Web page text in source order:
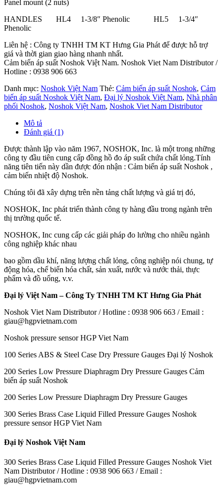
Panel mount (2 nuts)
HANDLES HL4 1-3/8″ Phenolic HL5 1-3/4″
Phenolic
Liên hệ : Công ty TNHH TM KT Hưng Gia Phát để được hỗ trợ
giá và thời gian giao hàng nhanh nhất.
Cảm biến áp suất Noshok Việt Nam. Noshok Viet Nam Distributor /
Hotline : 0938 906 663
Danh mục: Noshok Việt Nam Thẻ: Cảm biến áp suất Noshok, Cảm
biến áp suất Noshok Việt Nam, Đại lý Noshok Việt Nam, Nhà phân
phối Noshok, Noshok Việt Nam, Noshok Viet Nam Distributor
Mô tả
Đánh giá (1)
Được thành lập vào năm 1967, NOSHOK, Inc. là một trong những
công ty đầu tiên cung cấp đồng hồ đo áp suất chứa chất lỏng.Tính
năng tiên tiến này dần được đón nhận : Cảm biến áp suất Noshok ,
cảm biến nhiệt độ Noshok.
Chúng tôi đã xây dựng trên nền tảng chất lượng và giá trị đó,
NOSHOK, Inc phát triển thành công ty hàng đầu trong ngành trên
thị trường quốc tế.
NOSHOK, Inc cung cấp các giải pháp đo lường cho nhiều ngành
công nghiệp khác nhau
bao gồm dầu khí, năng lượng chất lỏng, công nghiệp nói chung, tự
động hóa, chế biến hóa chất, sản xuất, nước và nước thải, thực
phẩm và đồ uống, v.v.
Đại lý Việt Nam – Công Ty TNHH TM KT Hưng Gia Phát
Noshok Viet Nam Distributor / Hotline : 0938 906 663 / Email :
giau@hgpvietnam.com
Noshok pressure sensor HGP Viet Nam
100 Series ABS & Steel Case Dry Pressure Gauges Đại lý Noshok
200 Series Low Pressure Diaphragm Dry Pressure Gauges Cảm
biến áp suất Noshok
200 Series Low Pressure Diaphragm Dry Pressure Gauges
300 Series Brass Case Liquid Filled Pressure Gauges Noshok
pressure sensor HGP Viet Nam
Đại lý Noshok Việt Nam
300 Series Brass Case Liquid Filled Pressure Gauges Noshok Viet
Nam Distributor / Hotline : 0938 906 663 / Email :
giau@hgpvietnam.com